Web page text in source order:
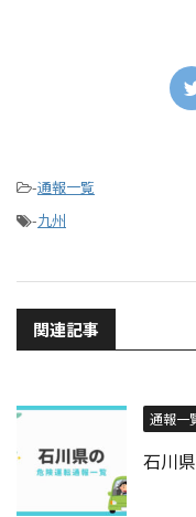
-通報一覧
-九州
関連記事
通報一
石川